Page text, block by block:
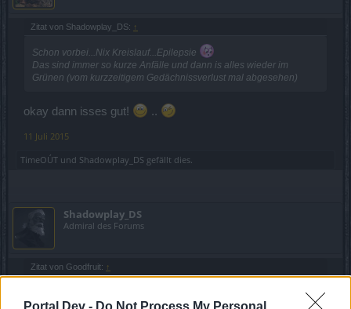
Portal Dev - Do Not Process My Personal
Zitat von Shadowplay_DS: ↑
Schon vorbei...Nix Kreislauf...Epilepsie
Das sind immer so kurze Anfälle und dann is alles wieder im
Grünen (vom kurzzeitigem Gedächnissverlust mal abgesehen)
okay dann isses gut! ..
11 Juli 2015
TimeOÚT und Shadowplay_DS gefällt dies.
Shadowplay_DS
Admiral des Forums
Zitat von Goodfruit: ↑